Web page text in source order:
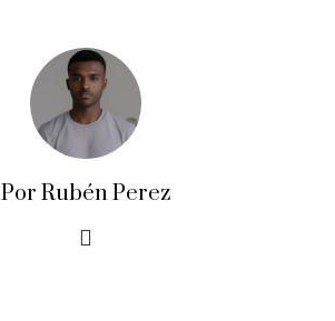
Por Rubén Perez